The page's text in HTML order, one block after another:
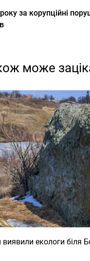
за корупційні
може
виявили екологи біля